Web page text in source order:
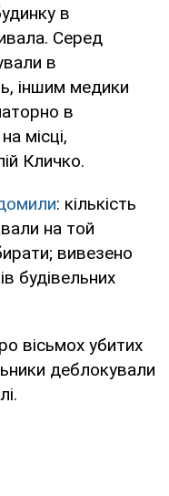
в
Серед
в
іншим медики
в
місці,
Кличко.
: кількість
на той
вивезено
будівельних
вісьмох убитих
деблокували